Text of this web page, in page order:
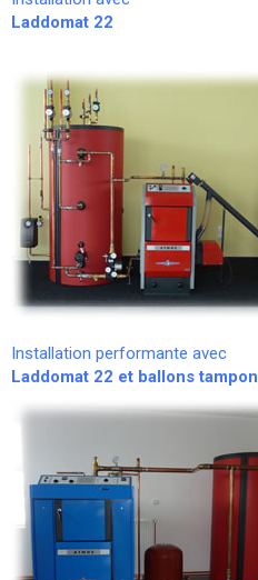
Laddomat 22
Installation performante avec
Laddomat 22 et ballons tampon